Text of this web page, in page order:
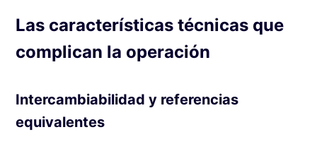
Las características técnicas que
complican la operación
Intercambiabilidad y referencias
equivalentes